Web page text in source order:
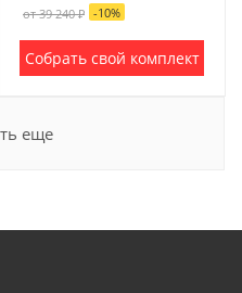
от 39 240 ₽ -10%
Собрать свой комплект
еще